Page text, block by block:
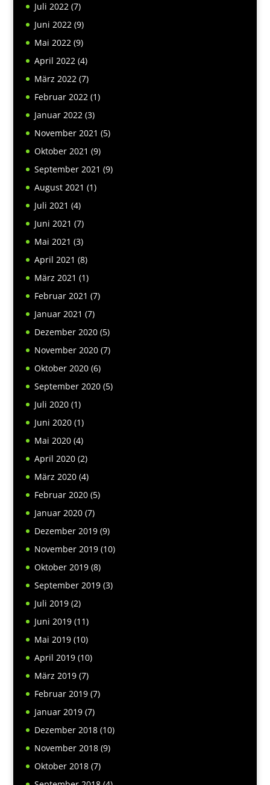
Juli 2022(7)
Juni 2022(9)
Mai 2022(9)
April 2022(4)
März 2022(7)
Februar 2022(1)
Januar 2022(3)
November 2021 (5)
Oktober 2021 (9)
September 2021 (9)
August 2021 (1)
Juli 2021 (4)
Juni 2021 (7)
Mai 2021 (3)
April 2021 (8)
März 2021 (1)
Februar 2021 (7)
Januar 2021 (7)
Dezember 2020(5)
November 2020(7)
Oktober 2020(6)
September 2020(5)
Juli 2020(1)
Juni 2020(1)
Mai 2020(4)
April 2020(2)
März 2020(4)
Februar 2020(5)
Januar 2020(7)
Dezember 2019(9)
November 2019(10)
Oktober 2019(8)
September 2019(3)
Juli 2019(2)
Juni 2019(11)
Mai 2019(10)
April 2019(10)
März 2019(7)
Februar 2019(7)
Januar 2019(7)
Dezember 2018(10)
November 2018(9)
Oktober 2018(7)